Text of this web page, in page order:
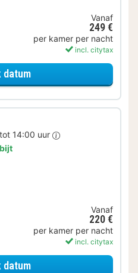
Vanaf
249 €
per kamer per nacht
incl. citytax
datumvoor Verblijf & Diner
14:00 uur
Vanaf
220 €
per kamer per nacht
incl. citytax
datumvoor Later Uitchecken